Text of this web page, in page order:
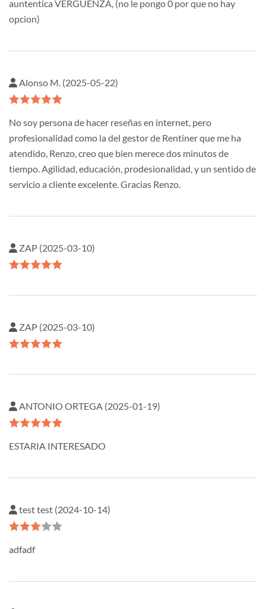
auntentica VERGUENZA, (no le pongo 0 por que no hay
opcion)
Alonso M. (2025-05-22)
No soy persona de hacer reseñas en internet, pero
profesionalidad como la del gestor de Rentiner que me ha
atendido, Renzo, creo que bien merece dos minutos de
tiempo. Agilidad, educación, prodesionalidad, y un sentido de
servicio a cliente excelente. Gracias Renzo.
ZAP (2025-03-10)
ZAP (2025-03-10)
ANTONIO ORTEGA (2025-01-19)
ESTARIA INTERESADO
test test (2024-10-14)
adfadf